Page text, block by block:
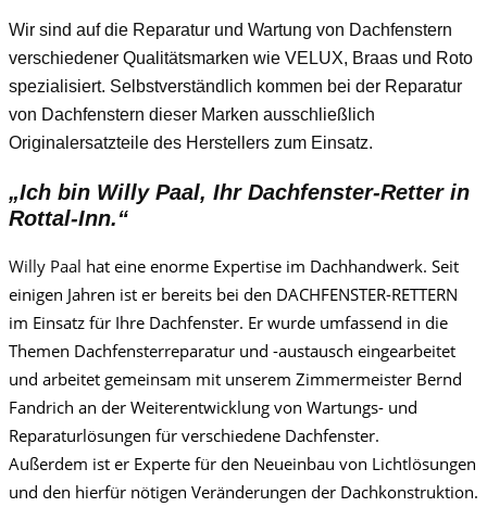
Wir sind auf die Reparatur und Wartung von Dachfenstern
verschiedener Qualitätsmarken wie VELUX, Braas und Roto
spezialisiert. Selbstverständlich kommen bei der Reparatur
von Dachfenstern dieser Marken ausschließlich
Originalersatzteile des Herstellers zum Einsatz.
„Ich bin Willy Paal, Ihr Dachfenster-Retter in
Rottal-Inn.“
Willy Paal hat eine enorme Expertise im Dachhandwerk. Seit
einigen Jahren ist er bereits bei den DACHFENSTER-RETTERN
im Einsatz für Ihre Dachfenster. Er wurde umfassend in die
Themen Dachfensterreparatur und -austausch eingearbeitet
und arbeitet gemeinsam mit unserem Zimmermeister Bernd
Fandrich an der Weiterentwicklung von Wartungs- und
Reparaturlösungen für verschiedene Dachfenster.
Außerdem ist er Experte für den Neueinbau von Lichtlösungen
und den hierfür nötigen Veränderungen der Dachkonstruktion.